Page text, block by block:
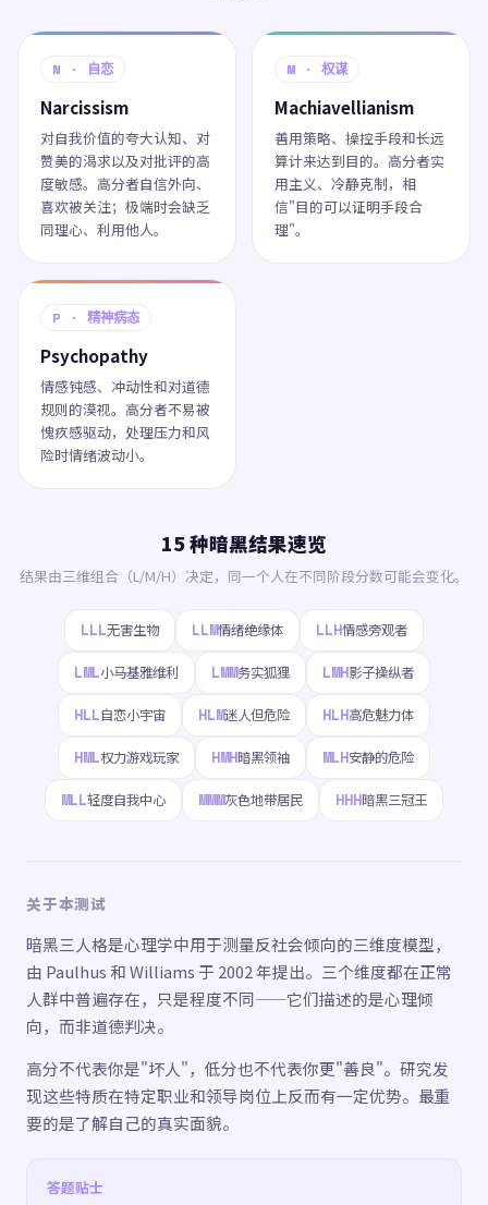
N · 自恋
Narcissism
对自我价值的夸大认知、对
赞美的渴求以及对批评的高
度敏感。高分者自信外向、
喜欢被关注；极端时会缺乏
同理心、利用他人。
M · 权谋
Machiavellianism
善用策略、操控手段和长远
算计来达到目的。高分者实
用主义、冷静克制，相
信"目的可以证明手段合
理"。
P · 精神病态
Psychopathy
情感钝感、冲动性和对道德
规则的漠视。高分者不易被
愧疚感驱动，处理压力和风
险时情绪波动小。
15 种暗黑结果速览
结果由三维组合（L/M/H）决定，同一个人在不同阶段分数可能会变化。
LLL无害生物 LLM情绪绝缘体 LLH情感旁观者
LML小马基雅维利 LMM务实狐狸 LMH影子操纵者
HLL自恋小宇宙 HLM迷人但危险 HLH高危魅力体
HML权力游戏玩家 HMH暗黑领袖 MLH安静的危险
MLL轻度自我中心 MMM灰色地带居民 HHH暗黑三冠王
关于本测试
暗黑三人格是心理学中用于测量反社会倾向的三维度模型，
由 Paulhus 和 Williams 于 2002 年提出。三个维度都在正常
人群中普遍存在，只是程度不同——它们描述的是心理倾
向，而非道德判决。
高分不代表你是"坏人"，低分也不代表你更"善良"。研究发
现这些特质在特定职业和领导岗位上反而有一定优势。最重
要的是了解自己的真实面貌。
答题贴士